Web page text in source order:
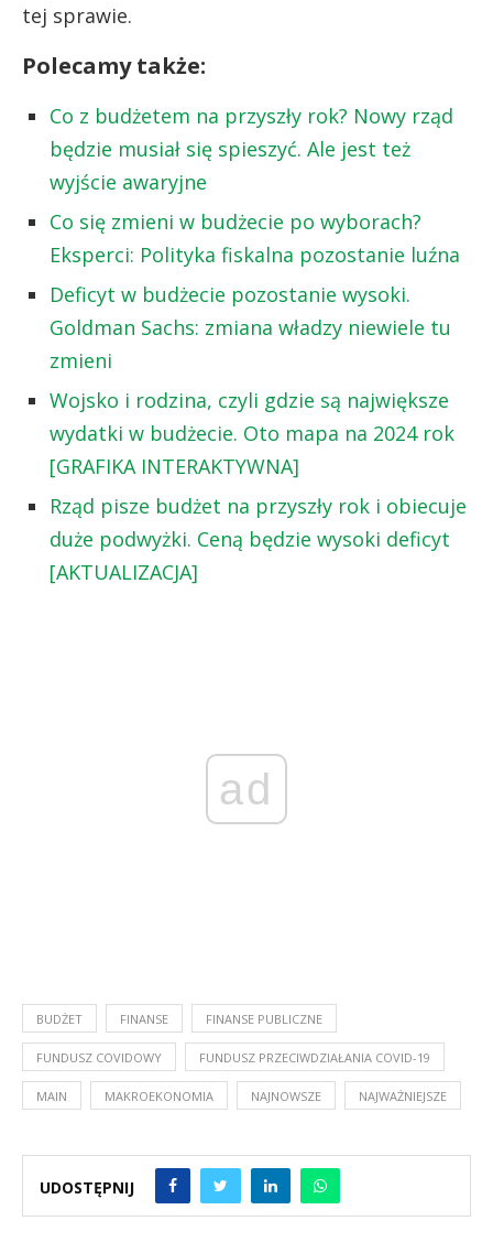
tej sprawie.
Polecamy także:
Co z budżetem na przyszły rok? Nowy rząd
będzie musiał się spieszyć. Ale jest też
wyjście awaryjne
Co się zmieni w budżecie po wyborach?
Eksperci: Polityka fiskalna pozostanie luźna
Deficyt w budżecie pozostanie wysoki.
Goldman Sachs: zmiana władzy niewiele tu
zmieni
Wojsko i rodzina, czyli gdzie są największe
wydatki w budżecie. Oto mapa na 2024 rok
[GRAFIKA INTERAKTYWNA]
Rząd pisze budżet na przyszły rok i obiecuje
duże podwyżki. Ceną będzie wysoki deficyt
[AKTUALIZACJA]
ad
BUDŻET FINANSE FINANSE PUBLICZNE
FUNDUSZ COVIDOWY FUNDUSZ PRZECIWDZIAŁANIA COVID-19
MAIN MAKROEKONOMIA NAJNOWSZE NAJWAŻNIEJSZE
UDOSTĘPNIJ